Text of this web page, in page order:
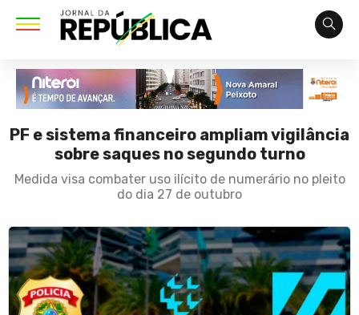
PF e sistema financeiro ampliam vigilância
sobre saques no segundo turno
Medida visa combater uso ilícito de numerário no pleito
do dia 27 de outubro